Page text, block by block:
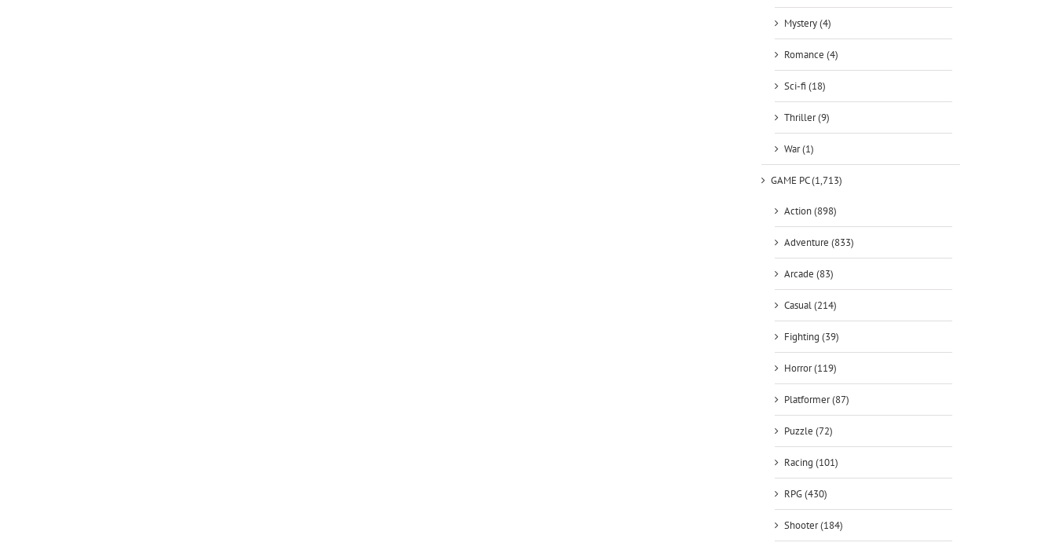
Mystery (4)
Romance (4)
Sci-fi (18)
Thriller (9)
War (1)
GAME PC (1,713)
Action (898)
Adventure (833)
Arcade (83)
Casual (214)
Fighting (39)
Horror (119)
Platformer (87)
Puzzle (72)
Racing (101)
RPG (430)
Shooter (184)